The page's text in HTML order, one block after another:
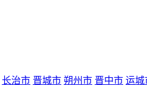
长治市 晋城市 朔州市 晋中市 运城